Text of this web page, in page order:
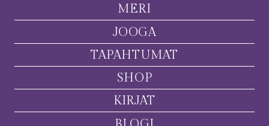
MERI
JOOGA
TAPAHTUMAT
SHOP
KIRJAT